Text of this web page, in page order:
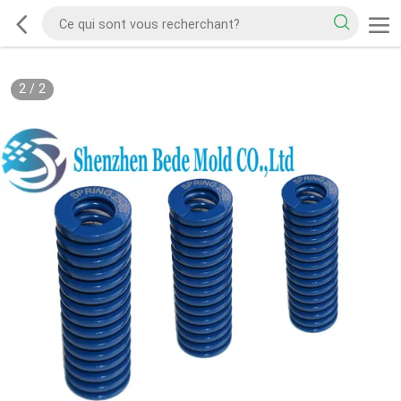
2/ 2